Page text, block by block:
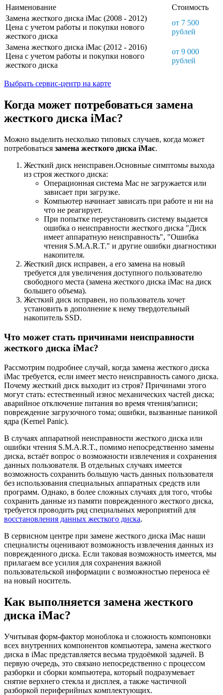
Наименование
Стоимость
Замена жесткого диска iMac (2008 - 2012)
Цена с учетом работы и покупки нового
жесткого диска
от 7 500
рублей
Замена жесткого диска iMac (2012 - 2016)
Цена с учетом работы и покупки нового
жесткого диска
от 9 000
рублей
Выбрать сервис-центр на карте
Когда может потребоваться замена
жесткого диска iMac?
Можно выделить несколько типовых случаев, когда может
потребоваться замена жесткого диска iMac.
Жесткий диск неисправен.Основные симптомы выхода
из строя жесткого диска:
Операционная система Mac не загружается или
зависает при загрузке.
Компьютер начинает зависать при работе и ни на
что не реагирует.
При попытке переустановить систему выдается
ошибка о неисправности жесткого диска "Диск
имеет аппаратную неисправность", "Ошибка
чтения S.M.A.R.T." и другие ошибки диагностики
накопителя.
Жесткий диск исправен, а его замена на новый
требуется для увеличения доступного пользователю
свободного места (замена жесткого диска iMac на диск
большего объема).
Жесткий диск исправен, но пользователь хочет
установить в дополнение к нему твердотельный
накопитель SSD.
Что может стать причинами неисправности
жесткого диска iMac?
Рассмотрим подробнее случай, когда замена жесткого диска
iMac требуется, если имеет место неисправность самого диска.
Почему жесткий диск выходит из строя? Причинами этого
могут стать: естественный износ механических частей диска;
аварийное отключение питания во время чтения/записи;
повреждение загрузочного тома; ошибки, вызванные паникой
ядра (Kernel Panic).
В случаях аппаратной неисправности жесткого диска или
ошибки чтения S.M.A.R.T., помимо непосредственно замены
диска, встаёт вопрос о возможности извлечения и сохранения
данных пользователя. В отдельных случаях имеется
возможность сохранить большую часть данных пользователя
без использования специальных аппаратных средств или
программ. Однако, в более сложных случаях для того, чтобы
сохранить данные из памяти поврежденного жесткого диска,
требуется проводить ряд специальных мероприятий для
восстановления данных жесткого диска.
В сервисном центре при замене жесткого диска iMac наши
специалисты оценивают возможность извлечения данных из
поврежденного диска. Если таковая возможность имеется, мы
прилагаем все усилия для сохранения важной
пользовательской информации с возможностью переноса её
на новый носитель.
Как выполняется замена жесткого
диска iMac?
Учитывая форм-фактор моноблока и сложность компоновки
всех внутренних компонентов компьютера, замена жесткого
диска в iMac представляется весьма трудоёмкой задачей. В
первую очередь, это связано непосредственно с процессом
разборки и сборки компьютера, который подразумевает
снятие верхнего стекла и дисплея, а также частичной
разборкой периферийных комплектующих.